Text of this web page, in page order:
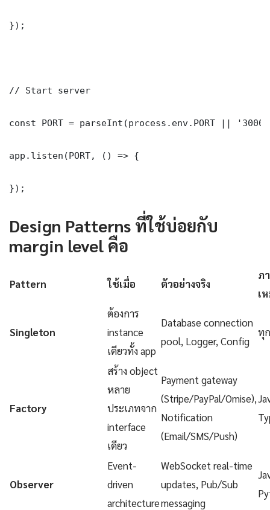
});
// Start server
const PORT = parseInt(process.env.PORT ||
app.listen(PORT, () => {
});
Design Patterns ที่ใช้บ่อยกับ
margin level คือ
Pattern ใช้เมื่อ ตัวอย่างจริง
ภ
เ
Singleton
ต้องการ
instance
เดียวทั้ง app
Database connection
pool, Logger, Config
ทุ
Factory
สร้าง object
หลาย
ประเภทจาก
interface
เดียว
Payment gateway
(Stripe/PayPal/Omise),
Notification
(Email/SMS/Push)
Observer
Event-
driven
architecture
WebSocket real-time
updates, Pub/Sub
messaging